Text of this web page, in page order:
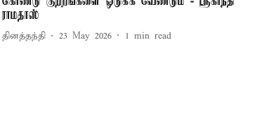
ராமதாஸ்
தினத்தந்தி 23 May 2026 1 min read